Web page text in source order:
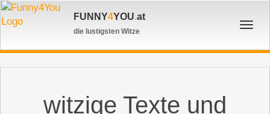
FUNNY4YOU.at
die lustigsten Witze
witzige Texte und